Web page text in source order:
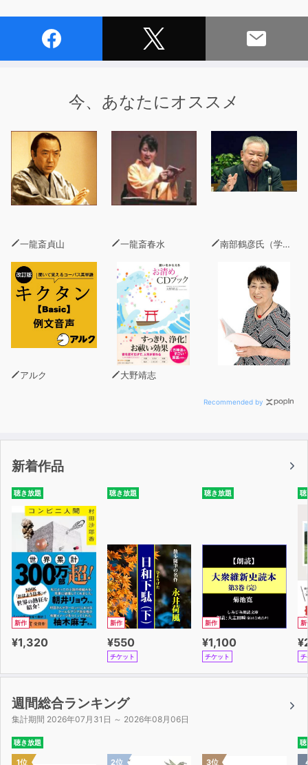
今、あなたにオススメ
一龍斎貞山 一龍斎春水 南部鶴彦氏（学習院大学名誉教授）
アルク 大野靖志
Recommended by
新着作品
聴き放題
新作
¥1,320
聴き放題
新作
¥550
チケット
聴き放題
新作
¥1,100
チケット
聴
新
チ
週間総合ランキング
集計期間 2026年07月31日 ～ 2026年08月06日
聴き放題
1位 2位 3位
聴